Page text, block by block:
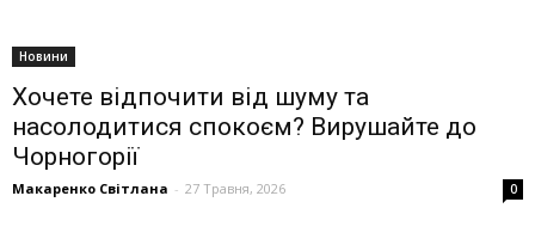
Новини
Хочете відпочити від шуму та
насолодитися спокоєм? Вирушайте до
Чорногорії
Макаренко Світлана - 27 Травня, 2026 0